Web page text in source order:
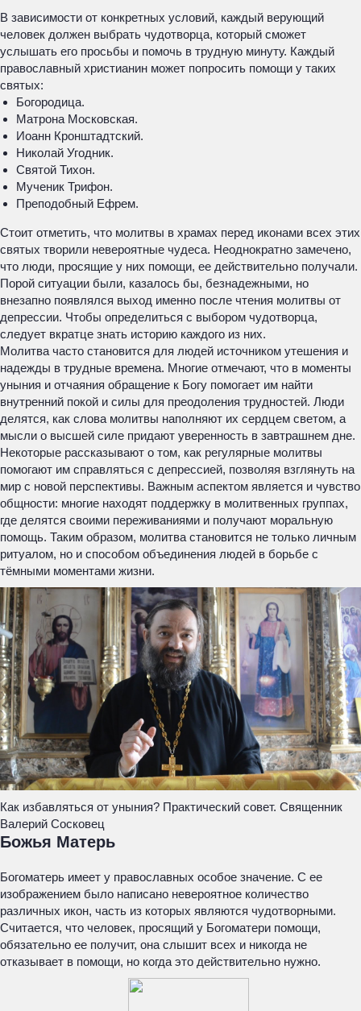
В зависимости от конкретных условий, каждый верующий
человек должен выбрать чудотворца, который сможет
услышать его просьбы и помочь в трудную минуту. Каждый
православный христианин может попросить помощи у таких
святых:
Богородица.
Матрона Московская.
Иоанн Кронштадтский.
Николай Угодник.
Святой Тихон.
Мученик Трифон.
Преподобный Ефрем.
Стоит отметить, что молитвы в храмах перед иконами всех этих
святых творили невероятные чудеса. Неоднократно замечено,
что люди, просящие у них помощи, ее действительно получали.
Порой ситуации были, казалось бы, безнадежными, но
внезапно появлялся выход именно после чтения молитвы от
депрессии. Чтобы определиться с выбором чудотворца,
следует вкратце знать историю каждого из них.
Молитва часто становится для людей источником утешения и
надежды в трудные времена. Многие отмечают, что в моменты
уныния и отчаяния обращение к Богу помогает им найти
внутренний покой и силы для преодоления трудностей. Люди
делятся, как слова молитвы наполняют их сердцем светом, а
мысли о высшей силе придают уверенность в завтрашнем дне.
Некоторые рассказывают о том, как регулярные молитвы
помогают им справляться с депрессией, позволяя взглянуть на
мир с новой перспективы. Важным аспектом является и чувство
общности: многие находят поддержку в молитвенных группах,
где делятся своими переживаниями и получают моральную
помощь. Таким образом, молитва становится не только личным
ритуалом, но и способом объединения людей в борьбе с
тёмными моментами жизни.
Как избавляться от уныния? Практический совет. Священник
Валерий Сосковец
Божья Матерь
Богоматерь имеет у православных особое значение. С ее
изображением было написано невероятное количество
различных икон, часть из которых являются чудотворными.
Считается, что человек, просящий у Богоматери помощи,
обязательно ее получит, она слышит всех и никогда не
отказывает в помощи, но когда это действительно нужно.